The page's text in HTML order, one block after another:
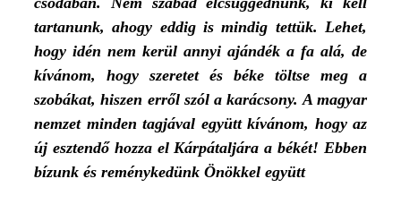
tartanunk, ahogy eddig is mindig tettük. Lehet,
hogy idén nem kerül annyi ajándék a fa alá, de
kívánom, hogy szeretet és béke töltse meg a
szobákat, hiszen erről szól a karácsony. A magyar
nemzet minden tagjával együtt kívánom, hogy az
új esztendő hozza el Kárpátaljára a békét! Ebben
bízunk és reménykedünk Önökkel együtt